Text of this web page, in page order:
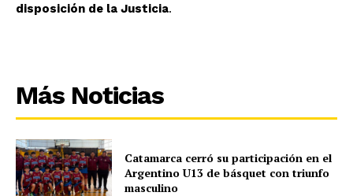
disposición de la Justicia.
Más Noticias
Catamarca cerró su participación en el
Argentino U13 de básquet con triunfo
masculino